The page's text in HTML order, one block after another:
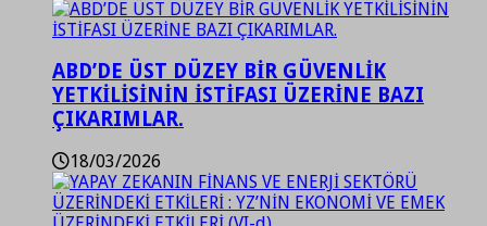
ABD’DE ÜST DÜZEY BİR GÜVENLİK
YETKİLİSİNİN İSTİFASI ÜZERİNE BAZI
ÇIKARIMLAR.
18/03/2026